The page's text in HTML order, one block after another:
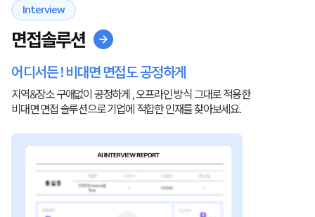
Interview
면접솔루션
어디서든 ! 비대면 면접도 공정하게
지역&장소 구애없이 공정하게 , 오프라인 방식 그대로 적용한
비대면 면접 솔루션으로 기업에 적합한 인재를 찾아보세요.